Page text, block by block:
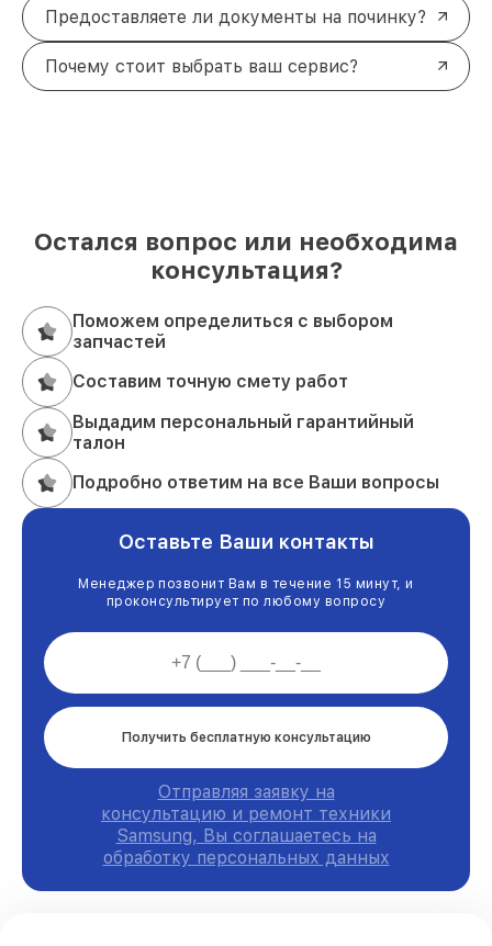
Предоставляете ли документы на починку?
Почему стоит выбрать ваш сервис?
Остался вопрос или необходима
консультация?
Поможем определиться с выбором
запчастей
Составим точную смету работ
Выдадим персональный гарантийный
талон
Подробно ответим на все Ваши вопросы
Оставьте Ваши контакты
Менеджер позвонит Вам в течение 15 минут, и
проконсультирует по любому вопросу
Получить бесплатную консультацию
Отправляя заявку на
консультацию и ремонт техники
Samsung, Вы соглашаетесь на
обработку персональных данных